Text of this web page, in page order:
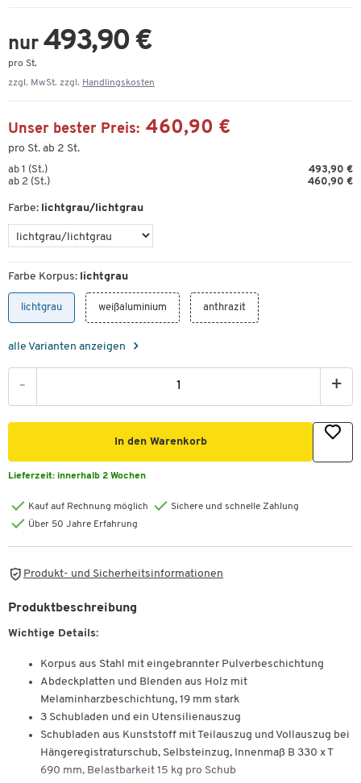
nur 493,90 €
pro St.
zzgl. MwSt. zzgl. Handlingskosten
Unser bester Preis: 460,90 €
pro St. ab 2 St.
ab 1 (St.)
493,90 €
ab 2 (St.)
460,90 €
Farbe: lichtgrau/lichtgrau
Farbe Korpus: lichtgrau
lichtgrau weißaluminium anthrazit
alle Varianten anzeigen
- +
In den Warenkorb
Lieferzeit: innerhalb 2 Wochen
Kauf auf Rechnung möglich
Sichere und schnelle Zahlung
Über 50 Jahre Erfahrung
Produkt- und Sicherheitsinformationen
Produktbeschreibung
Wichtige Details:
Korpus aus Stahl mit eingebrannter Pulverbeschichtung
Abdeckplatten und Blenden aus Holz mit
Melaminharzbeschichtung, 19 mm stark
3 Schubladen und ein Utensilienauszug
Schubladen aus Kunststoff mit Teilauszug und Vollauszug bei
Hängeregistraturschub, Selbsteinzug, Innenmaß B 330 x T
690 mm, Belastbarkeit 15 kg pro Schub